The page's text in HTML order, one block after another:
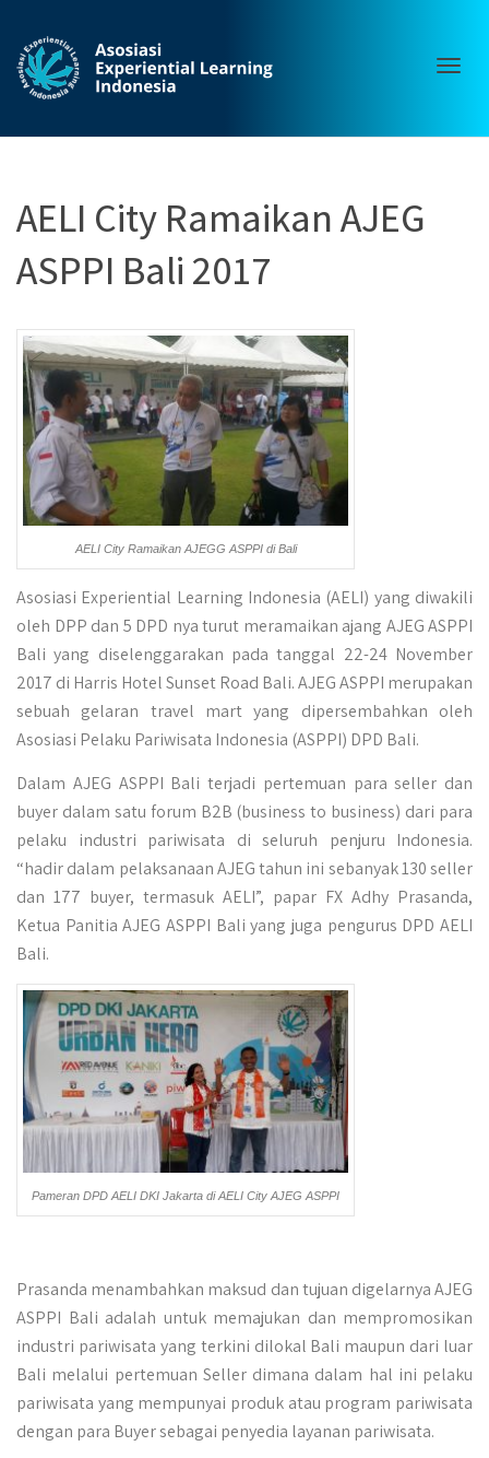
AELI City Ramaikan AJEG
ASPPI Bali 2017
AELI City Ramaikan AJEGG ASPPI di Bali
Asosiasi Experiential Learning Indonesia (AELI) yang diwakili
oleh DPP dan 5 DPD nya turut meramaikan ajang AJEG ASPPI
Bali yang diselenggarakan pada tanggal 22-24 November
2017 di Harris Hotel Sunset Road Bali. AJEG ASPPI merupakan
sebuah gelaran travel mart yang dipersembahkan oleh
Asosiasi Pelaku Pariwisata Indonesia (ASPPI) DPD Bali.
Dalam AJEG ASPPI Bali terjadi pertemuan para seller dan
buyer dalam satu forum B2B (business to business) dari para
pelaku industri pariwisata di seluruh penjuru Indonesia.
“hadir dalam pelaksanaan AJEG tahun ini sebanyak 130 seller
dan 177 buyer, termasuk AELI”, papar FX Adhy Prasanda,
Ketua Panitia AJEG ASPPI Bali yang juga pengurus DPD AELI
Bali.
Pameran DPD AELI DKI Jakarta di AELI City AJEG ASPPI
Prasanda menambahkan maksud dan tujuan digelarnya AJEG
ASPPI Bali adalah untuk memajukan dan mempromosikan
industri pariwisata yang terkini dilokal Bali maupun dari luar
Bali melalui pertemuan Seller dimana dalam hal ini pelaku
pariwisata yang mempunyai produk atau program pariwisata
dengan para Buyer sebagai penyedia layanan pariwisata.